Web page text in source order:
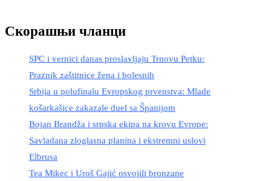
Скорашњи чланци
SPC i vernici danas proslavljaju Trnovu Petku:
Praznik zaštitnice žena i bolesnih
Srbija u polufinalu Evropskog prvenstva: Mlade
košarkašice zakazale duel sa Španijom
Bojan Brandža i srpska ekipa na krovu Evrope:
Savladana zloglasna planina i ekstremni uslovi
Elbrusa
Tea Mikec i Uroš Gajić osvojili bronzane